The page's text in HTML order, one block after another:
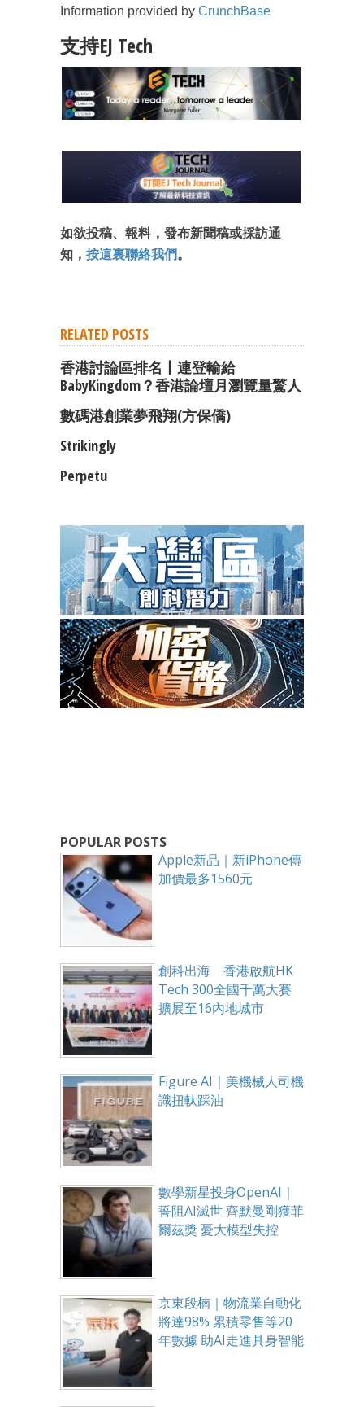
Information provided by CrunchBase
支持EJ Tech
如欲投稿、報料，發布新聞稿或採訪通
知， 按這裏聯絡我們。
RELATED POSTS
香港討論區排名丨連登輸給
BabyKingdom？香港論壇月瀏覽量驚人
數碼港創業夢飛翔(方保僑)
Strikingly
Perpetu
POPULAR POSTS
Apple新品｜新iPhone傳
加價最多1560元
創科出海 香港啟航HK
Tech 300全國千萬大賽
擴展至16內地城市
Figure AI｜美機械人司機
識扭軚踩油
數學新星投身OpenAI｜
誓阻AI滅世 齊默曼剛獲菲
爾茲獎 憂大模型失控
京東段楠｜物流業自動化
將達98% 累積零售等20
年數據 助AI走進具身智能